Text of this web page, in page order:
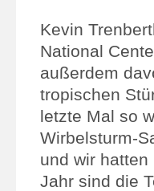
Kevin
National
außerdem
tropischen
letzte Mal so
Wirbelsturm-
und wir
Jahr sind die